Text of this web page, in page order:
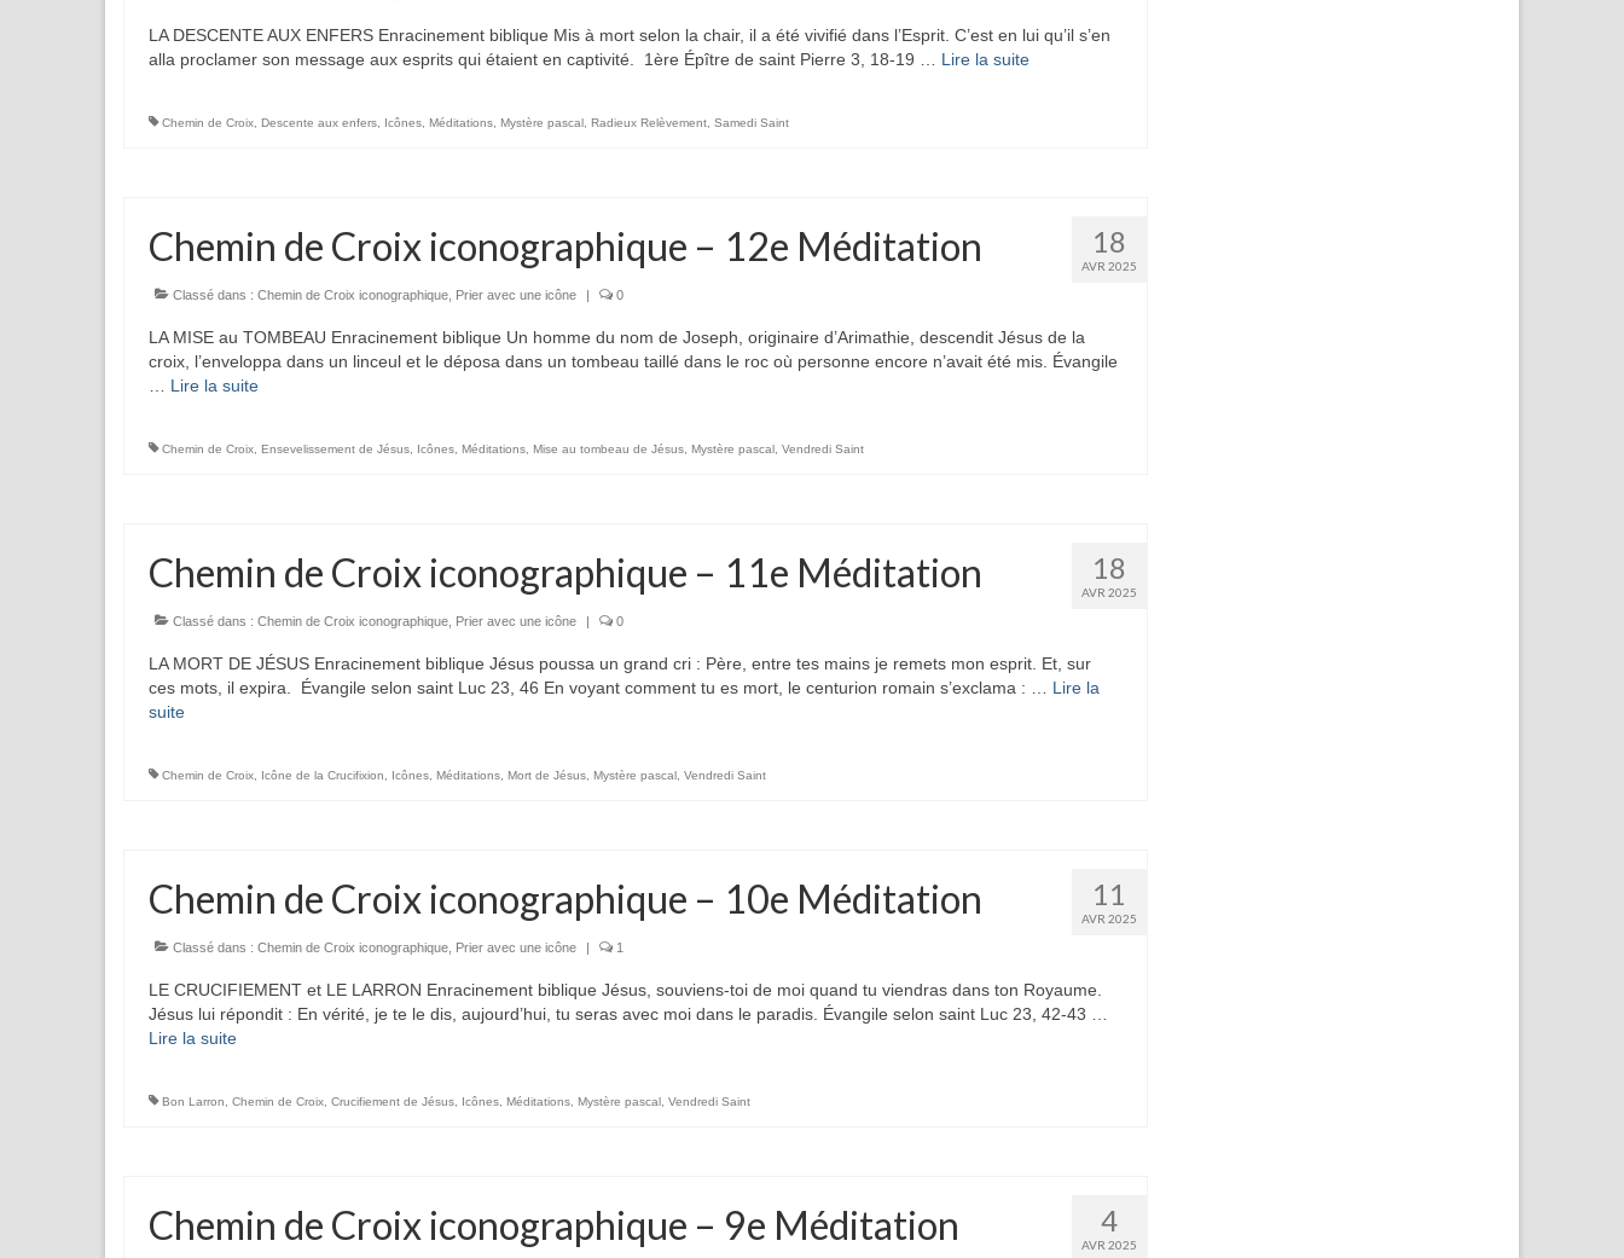
LA DESCENTE AUX ENFERS Enracinement biblique Mis à mort selon la chair, il a été vivifié dans l’Esprit. C’est en lui qu’il s’en
alla proclamer son message aux esprits qui étaient en captivité. 1ère Épître de saint Pierre 3, 18-19 … Lire la suite­­
Chemin de Croix Descente aux enfers Icônes Méditations Mystère pascal Radieux Relèvement Samedi Saint
18
AVR 2025
Chemin de Croix iconographique – 12e Méditation
Classé dans : Chemin de Croix iconographique Prier avec une icône | 0
LA MISE au TOMBEAU Enracinement biblique Un homme du nom de Joseph, originaire d’Arimathie, descendit Jésus de la
croix, l’enveloppa dans un linceul et le déposa dans un tombeau taillé dans le roc où personne encore n’avait été mis. Évangile
Lire la suite­­
Chemin de Croix Ensevelissement de Jésus Icônes Méditations Mise au tombeau de Jésus Mystère pascal Vendredi Saint
18
AVR 2025
Chemin de Croix iconographique – 11e Méditation
Classé dans : Chemin de Croix iconographique Prier avec une icône | 0
LA MORT DE JÉSUS Enracinement biblique Jésus poussa un grand cri : Père, entre tes mains je remets mon esprit. Et, sur
ces mots, il expira. Évangile selon saint Luc 23, 46 En voyant comment tu es mort, le centurion romain s’exclama : … Lire la
suite­­
Chemin de Croix Icône de la Crucifixion Icônes Méditations Mort de Jésus Mystère pascal Vendredi Saint
11
AVR 2025
Chemin de Croix iconographique – 10e Méditation
Classé dans : Chemin de Croix iconographique Prier avec une icône | 1
LE CRUCIFIEMENT et LE LARRON Enracinement biblique Jésus, souviens-toi de moi quand tu viendras dans ton Royaume.
Jésus lui répondit : En vérité, je te le dis, aujourd’hui, tu seras avec moi dans le paradis. Évangile selon saint Luc 23, 42-43 …
Lire la suite­­
Bon Larron Chemin de Croix Crucifiement de Jésus Icônes Méditations Mystère pascal Vendredi Saint
4
AVR 2025
Chemin de Croix iconographique – 9e Méditation